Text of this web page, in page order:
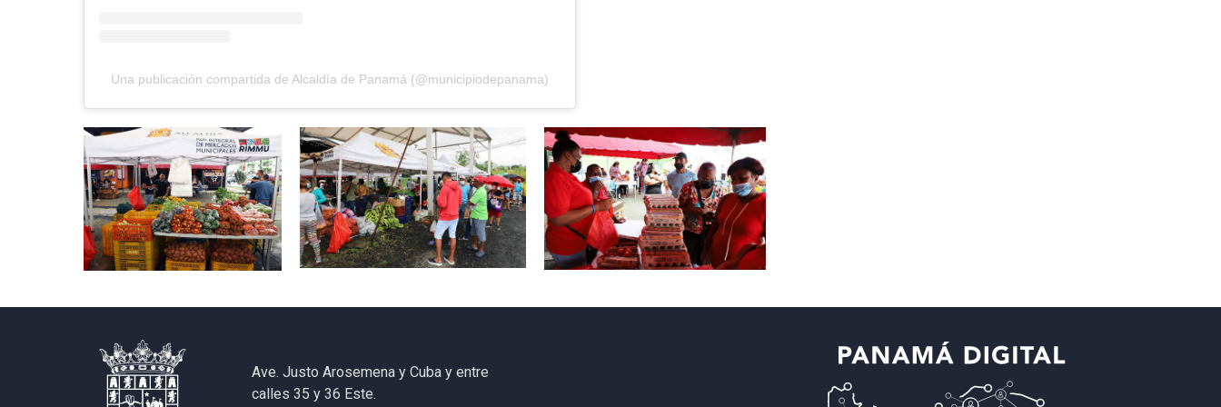
Una publicación compartida de Alcaldía de Panamá (@municipiodepanama)
Ave. Justo Arosemena y Cuba y entre
calles 35 y 36 Este.